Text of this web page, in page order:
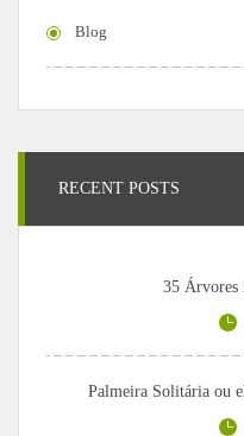
Blog
RECENT POSTS
35 Árvores
Palmeira Solitária ou